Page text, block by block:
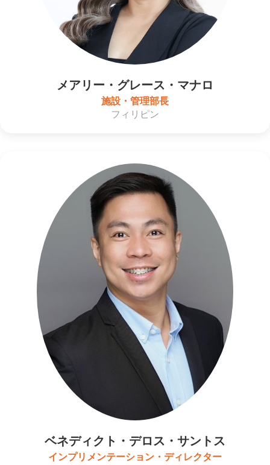
メアリー・グレース・マナロ
施設・管理部長
フィリピン
ベネディクト・デロス・サントス
インプリメンテーション・ディレクター